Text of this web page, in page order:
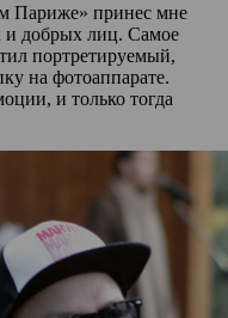
Париже» принес мне
и добрых лиц. Самое
портретируемый,
на фотоаппарате.
и только тогда